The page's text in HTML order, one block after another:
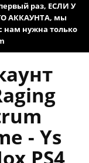
раз, ЕСЛИ У
АККАУНТА, мы
нам нужна только
- Ys